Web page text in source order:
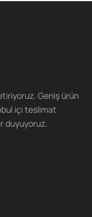
Geniş ürün
içi teslimat
duyuyoruz.